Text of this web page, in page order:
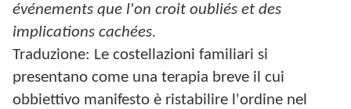
événements que l'on croit oubliés et des
implications cachées.
Traduzione: Le costellazioni familiari si
presentano come una terapia breve il cui
obbiettivo manifesto è ristabilire l'ordine nel